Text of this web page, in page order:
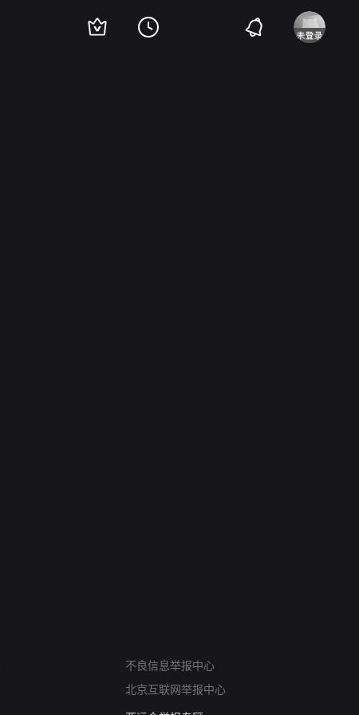
不良信息举报中心
北京互联网举报中心
12318 文化市场举报
算法推荐专项举报